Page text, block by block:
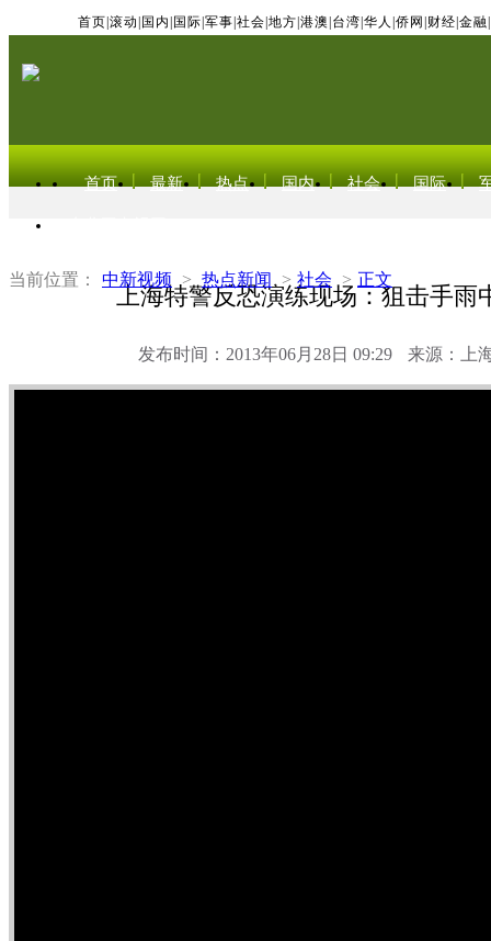
首页 滚动 国内 国际 军事 社会 地方 港澳 台湾 华人 侨网 财经 金融
首页 最新 热点 国内 社会 国际
当前位置： 中新视频 > 热点新闻 > 社会 > 正文
上海特警反恐演练现场：狙击手雨
发布时间：2013年06月28日 09:29 来源：上